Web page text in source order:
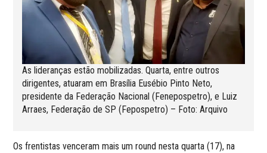
As lideranças estão mobilizadas. Quarta, entre outros
dirigentes, atuaram em Brasília Eusébio Pinto Neto,
presidente da Federação Nacional (Fenepospetro), e Luiz
Arraes, Federação de SP (Fepospetro) – Foto: Arquivo
Os frentistas venceram mais um round nesta quarta (17), na